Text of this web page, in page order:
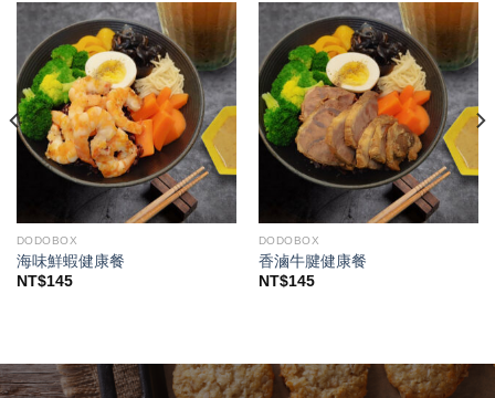
DODOBOX
海味鮮蝦健康餐
NT$145
DODOBOX
香滷牛腱健康餐
NT$145